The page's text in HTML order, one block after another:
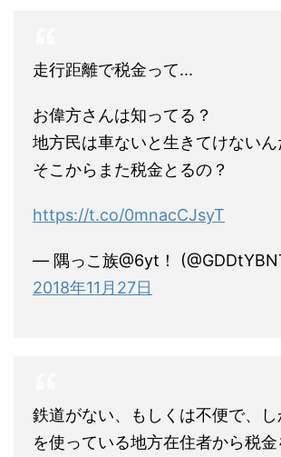
走行距離で税金って...
お偉方さんは知ってる？
地方民は車ないと生きてけないん
そこからまた税金とるの？
https://t.co/0mnacCJsyT
— 隅っこ族@6yt！
2018年11月27日
鉄道がない、もしくは不便で、
を使っている地方在住者から税